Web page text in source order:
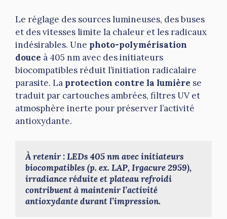
Le réglage des sources lumineuses, des buses
et des vitesses limite la chaleur et les radicaux
indésirables. Une photo-polymérisation
douce à 405 nm avec des initiateurs
biocompatibles réduit l’initiation radicalaire
parasite. La protection contre la lumière se
traduit par cartouches ambrées, filtres UV et
atmosphère inerte pour préserver l’activité
antioxydante.
À retenir : LEDs 405 nm avec initiateurs
biocompatibles (p. ex. LAP, Irgacure 2959),
irradiance réduite et plateau refroidi
contribuent à maintenir l’activité
antioxydante durant l’impression.